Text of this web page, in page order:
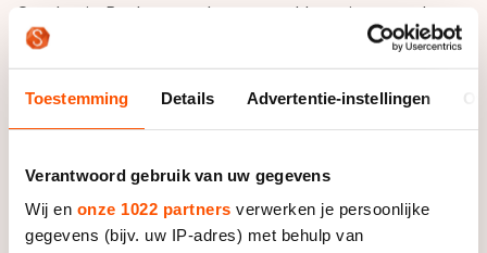
Toestemming Details Advertentie-instellingen
Verantwoord gebruik van uw gegevens
Wij en onze 1022 partners verwerken je persoonlijke
gegevens (bijv. uw IP-adres) met behulp van
Stephanie Beckert en de regerend kampioen versloeg
Renate Groenewold, Ireen Wüst en Diane Valkenburg
met ongeveer anderhalve seconde.
Swider-Peltz, Jr. De race werd een 'achtbaan', zou
Friesinger later zeggen. Duitsland lag aan kop, maar in
de laatste ronde kreeg Friesinger het ontzettend